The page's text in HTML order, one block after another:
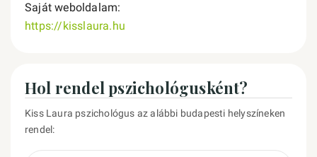
Saját weboldalam:
https://kisslaura.hu
Hol rendel pszichológusként?
Kiss Laura pszichológus az alábbi budapesti helyszíneken
rendel: